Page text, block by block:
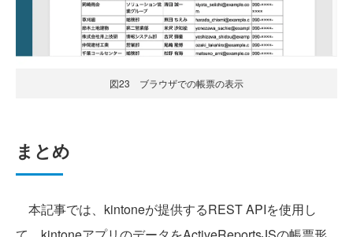
図23 ブラウザでの帳票の表示
まとめ
本記事では、kintoneが提供するREST APIを使用し